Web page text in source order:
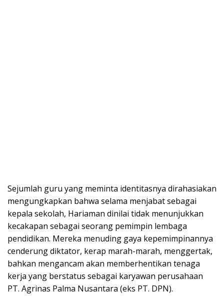
Sejumlah guru yang meminta identitasnya dirahasiakan
mengungkapkan bahwa selama menjabat sebagai
kepala sekolah, Hariaman dinilai tidak menunjukkan
kecakapan sebagai seorang pemimpin lembaga
pendidikan. Mereka menuding gaya kepemimpinannya
cenderung diktator, kerap marah-marah, menggertak,
bahkan mengancam akan memberhentikan tenaga
kerja yang berstatus sebagai karyawan perusahaan
PT. Agrinas Palma Nusantara (eks PT. DPN).